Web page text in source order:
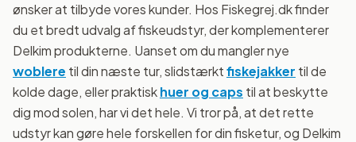
ønsker at tilbyde vores kunder. Hos Fiskegrej.dk finder
du et bredt udvalg af fiskeudstyr, der komplementerer
Delkim produkterne. Uanset om du mangler nye
woblere til din næste tur, slidstærktfiskejakker til de
kolde dage, eller praktiskhuer og caps til at beskytte
dig mod solen, har vi det hele. Vi tror på, at det rette
udstyr kan gøre hele forskellen for din fisketur, og Delkim